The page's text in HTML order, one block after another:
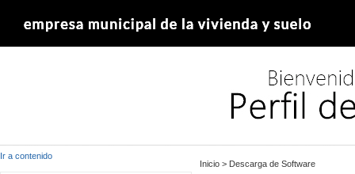
Ir a contenido
Inicio > Descarga de Software